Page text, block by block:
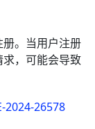
。当用户注册
，可能会导致
2024-26578